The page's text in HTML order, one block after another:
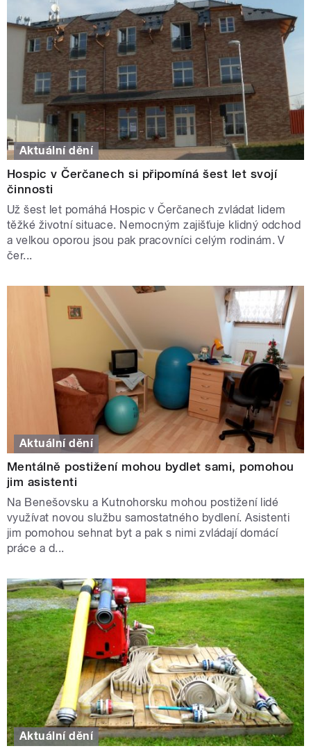
Aktuální dění
Hospic v Čerčanech si připomíná šest let svojí
činnosti
Už šest let pomáhá Hospic v Čerčanech zvládat lidem
těžké životní situace. Nemocným zajišťuje klidný odchod
a velkou oporou jsou pak pracovníci celým rodinám. V
čer...
Aktuální dění
Mentálně postižení mohou bydlet sami, pomohou
jim asistenti
Na Benešovsku a Kutnohorsku mohou postižení lidé
využívat novou službu samostatného bydlení. Asistenti
jim pomohou sehnat byt a pak s nimi zvládají domácí
práce a d...
Aktuální dění